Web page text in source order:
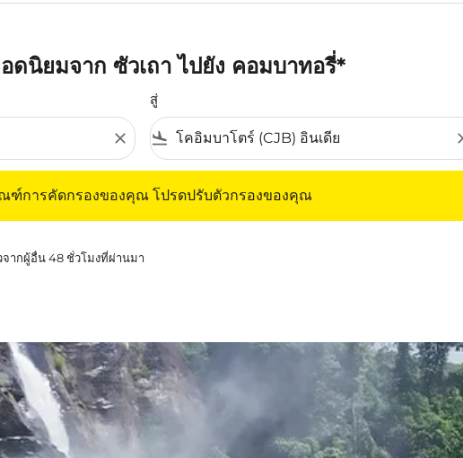
ดนิยมจาก ซัวเถา ไปยัง คอมบาทอรี่*
close
สู่
flight_land
ฑ์การคัดกรองของคุณ โปรดปรับตัวกรองของคุณ
ากผู้อื่น 48 ชั่วโมงที่ผ่านมา